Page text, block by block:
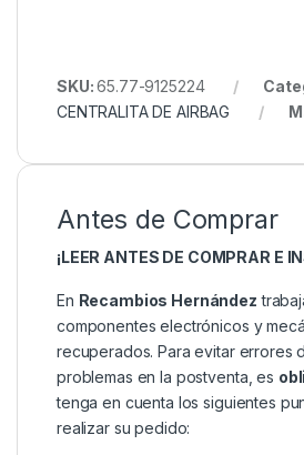
SKU:65.77-9125224
CENTRALITA DE AIRBAG
Antes de Comprar
¡LEER ANTES DE COMPRAR E
En Recambios Hernández
componentes electrónicos y
recuperados. Para evitar errores
problemas en la postventa, es
tenga en cuenta los siguientes
realizar su pedido: